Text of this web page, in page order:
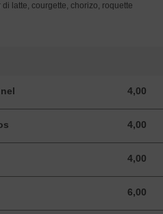
latte, courgette, chorizo, roquette
4,00
4,00 EUR
4,00
4,00 EUR
4,00
4,00 EUR
6,00
6,00 EUR